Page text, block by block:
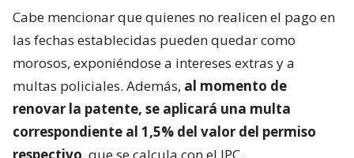
Cabe mencionar que quienes no realicen el pago en
las fechas establecidas pueden quedar como
morosos, exponiéndose a intereses extras y a
multas policiales. Además, al momento de
renovar la patente, se aplicará una multa
correspondiente al 1,5% del valor del permiso
respectivo, que se calcula con el IPC.